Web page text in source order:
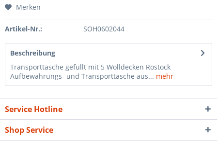
Merken
Artikel-Nr.: SOH0602044
Beschreibung
Transporttasche gefüllt mit 5 Wolldecken Rostock
Aufbewahrungs- und Transporttasche aus... mehr
Service Hotline
Shop Service